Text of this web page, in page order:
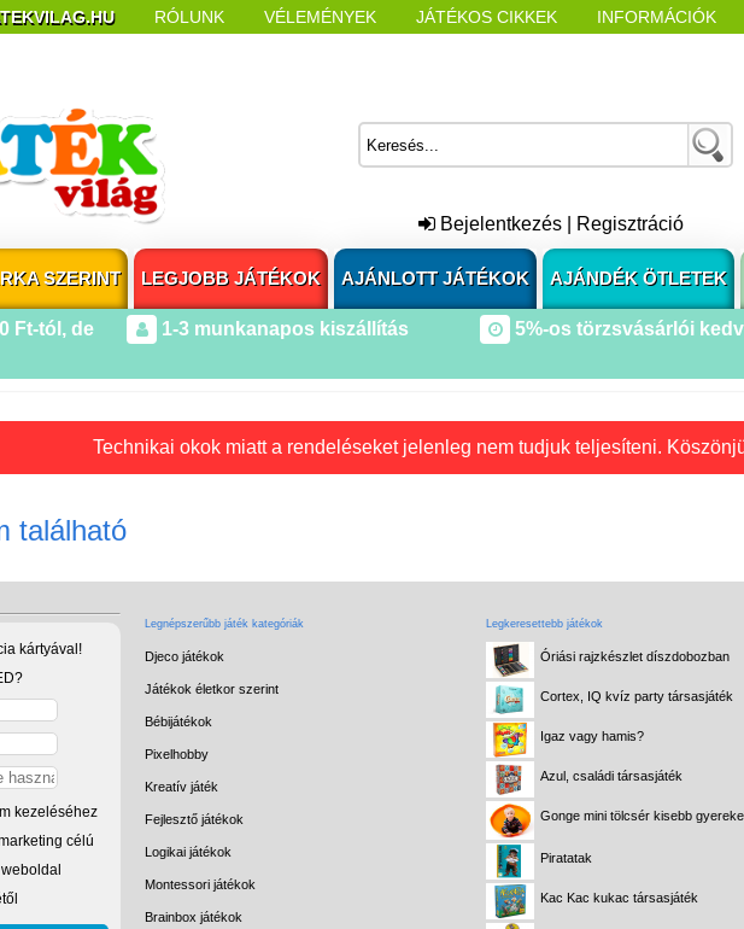
RÓLUNK VÉLEMÉNYEK JÁTÉKOS CIKKEK INFORMÁCIÓK
Bejelentkezés Regisztráció
SZERINT LEGJOBB JÁTÉKOK AJÁNLOTT JÁTÉKOK AJÁNDÉK ÖTLETEK
Ft-tól, de
1-3 munkanapos kiszállítás 5%-os törzsvásárlói
Technikai okok miatt a rendeléseket jelenleg nem tudjuk teljesíteni.
található
kártyával!
kezeléséhez
célú
Legnépszerűbb játék kategóriák
Djeco játékok
Játékok életkor szerint
Bébijátékok
Pixelhobby
Kreatív játék
Fejlesztő játékok
Logikai játékok
Montessori játékok
Brainbox játékok
Legkeresettebb játékok
Óriási rajzkészlet díszdobozban
Cortex, IQ kvíz party társasjáték
Igaz vagy hamis?
Azul, családi társasjáték
Gonge mini tölcsér kisebb
Piratatak
Kac Kac kukac társasjáték